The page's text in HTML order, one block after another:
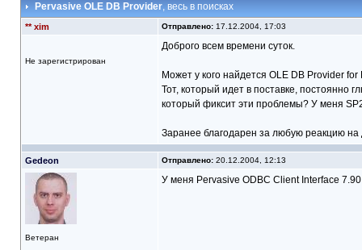
Pervasive OLE DB Provider, весь в поисках
** xim Отправлено:17.12.2004, 17:03
Не зарегистрирован
Доброго всем времени суток.
Может у кого найдется OLE DB Provider
Тот, который идет в поставке, постоянно
который фиксит эти проблемы? У меня
Заранее благодарен за любую реакцию на
Gedeon Отправлено:20.12.2004, 12:13
Ветеран
У меня Pervasive ODBC Client Interface